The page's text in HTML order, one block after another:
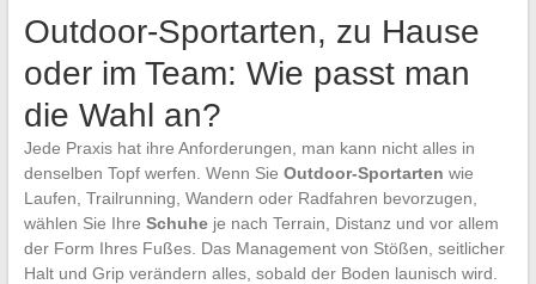
Outdoor-Sportarten, zu Hause
oder im Team: Wie passt man
die Wahl an?
Jede Praxis hat ihre Anforderungen, man kann nicht alles in
denselben Topf werfen. Wenn Sie Outdoor-Sportarten wie
Laufen, Trailrunning, Wandern oder Radfahren bevorzugen,
wählen Sie Ihre Schuheje nach Terrain, Distanz und vor allem
der Form Ihres Fußes. Das Management von Stößen, seitlicher
Halt und Grip verändern alles, sobald der Boden launisch wird.